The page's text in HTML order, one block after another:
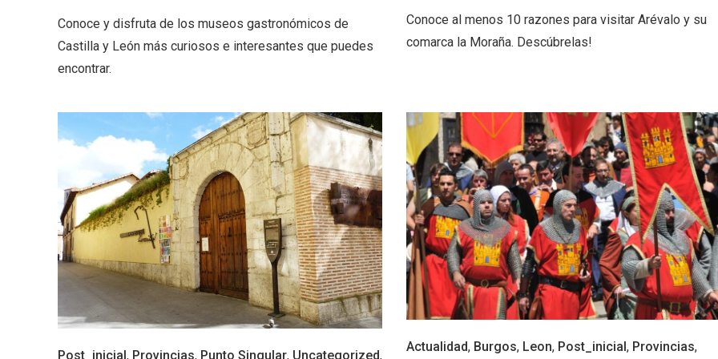
Conoce y disfruta de los museos gastronómicos de
Castilla y León más curiosos e interesantes que puedes
encontrar.
Conoce al menos 10 razones para visitar Arévalo y su
comarca la Moraña. Descúbrelas!
Post_inicial , Provincias, Punto Singular, Uncategorized,
Actualidad, Burgos, Leon, Post_inicial , Provincias,
Sepúlveda y Feria de
Artesanía
para el vermouth de
Valladolid
de la Sierra de
en su vertiente
El Cronicón de Oña sale a la
Conciertos gratuitos del
coro Wetherby Preparatory
VII Feria del Vino de
2026 ‘Sotillo, el Vino y